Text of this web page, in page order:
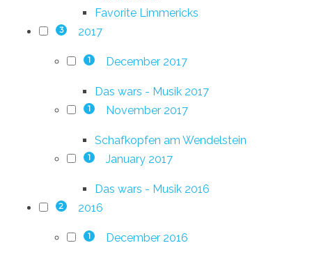
Favorite Limmericks
3 2017
1 December 2017
Das wars - Musik 2017
1 November 2017
Schafkopfen am Wendelstein
1 January 2017
Das wars - Musik 2016
2 2016
1 December 2016